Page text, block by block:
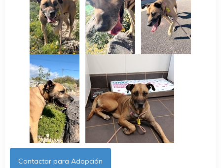
Contactar para Adopción